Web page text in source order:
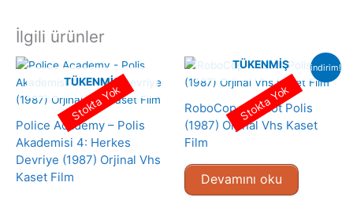
İlgili ürünler
TÜKENMIŞ
Police Academy – Polis
Akademisi 4: Herkes
Devriye (1987) Orjinal Vhs
Kaset Film
Stokta Yok
indirim!
TÜKENMIŞ
RoboCop – Robot Polis
(1987) Orjinal Vhs Kaset
Film
Devamını oku
Stokta Yok